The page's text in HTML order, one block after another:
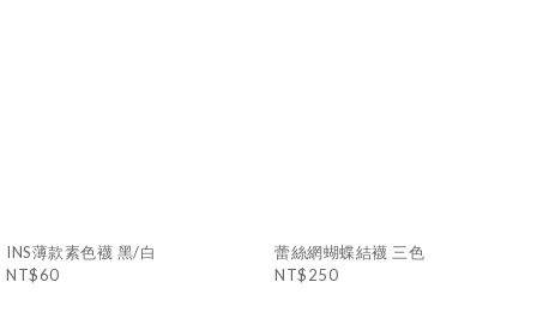
INS薄款素色襪 黑/白
NT$60
蕾絲網蝴蝶結襪 三色
NT$250